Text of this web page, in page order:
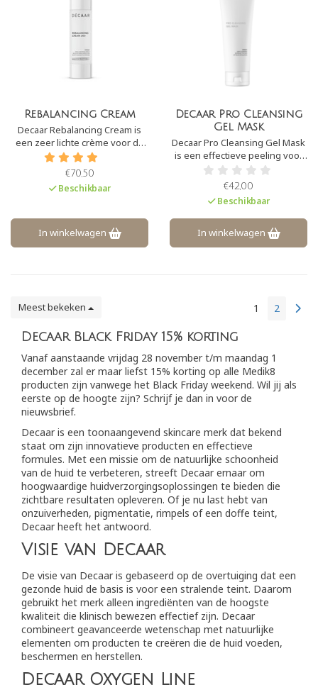
Rebalancing Cream
Decaar Rebalancing Cream is
een zeer lichte crème voor de
vette, gecombineerde en/of
acne huid. Het is een 24 uurs
crème die verzacht, hydrateert
en regulerend werkt op de
€70,50
Beschikbaar
In winkelwagen
Decaar Pro Cleansing
Gel Mask
Decaar Pro Cleansing Gel Mask
is een effectieve peeling voor
thuis. Het exfolieert de huid
waardoor de huid weer een
mooie glow krijgt. Het
vermindert onzuiverheden en
mee-eters. Een optimaliseert
het opname vermogen van de
huid.
€42,00
Beschikbaar
In winkelwagen
Meest bekeken 1 2
Decaar Black Friday 15% korting
Vanaf aanstaande vrijdag 28 november t/m maandag 1
december zal er maar liefst 15% korting op alle Medik8
producten zijn vanwege het Black Friday weekend. Wil jij als
eerste op de hoogte zijn? Schrijf je dan in voor de
nieuwsbrief.
Decaar is een toonaangevend skincare merk dat bekend
staat om zijn innovatieve producten en effectieve
formules. Met een missie om de natuurlijke schoonheid
van de huid te verbeteren, streeft Decaar ernaar om
hoogwaardige huidverzorgingsoplossingen te bieden die
zichtbare resultaten opleveren. Of je nu last hebt van
onzuiverheden, pigmentatie, rimpels of een doffe teint,
Decaar heeft het antwoord.
Visie van Decaar
De visie van Decaar is gebaseerd op de overtuiging dat een
gezonde huid de basis is voor een stralende teint. Daarom
gebruikt het merk alleen ingrediënten van de hoogste
kwaliteit die klinisch bewezen effectief zijn. Decaar
combineert geavanceerde wetenschap met natuurlijke
elementen om producten te creëren die de huid voeden,
beschermen en herstellen.
Decaar Oxygen Line